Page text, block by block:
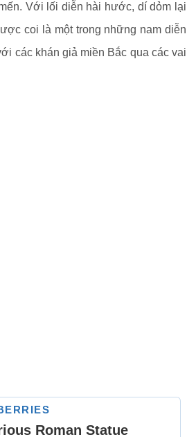
Với lối diễn hài hước, dí dỏm lại
coi là một trong những nam diễn
các khán giả miền Bắc qua các vai